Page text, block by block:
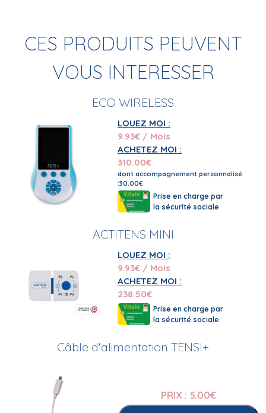
CES PRODUITS PEUVENT
VOUS INTERESSER
ECO WIRELESS
LOUEZ MOI :
9.93€ / Mois
ACHETEZ MOI :
310.00€
dont accompagnement personnalisé
:30.00€
Prise en charge par
la sécurité sociale
ACTITENS MINI
LOUEZ MOI :
9.93€ / Mois
ACHETEZ MOI :
238.50€
Prise en charge par
la sécurité sociale
Câble d'alimentation TENSI+
PRIX : 5.00€